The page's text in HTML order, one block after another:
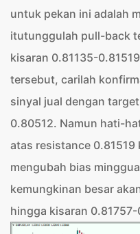
untuk pekan ini adalah
itutunggulah pull-back
kisaran 0.81135-
tersebut, carilah
sinyal jual dengan
0.80512. Namun hati-
atas resistance 0.81519
mengubah bias
kemungkinan besar
hingga kisaran